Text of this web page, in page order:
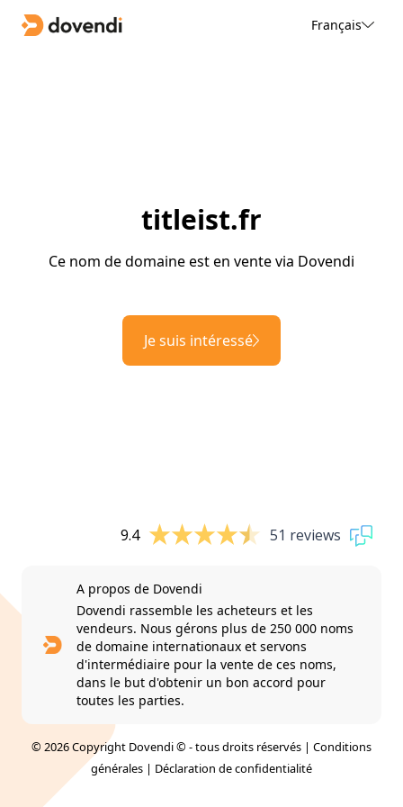
Français
titleist.fr
Ce nom de domaine est en vente via Dovendi
Je suis intéressé
9.4 51 reviews
A propos de Dovendi
Dovendi rassemble les acheteurs et les
vendeurs. Nous gérons plus de 250 000 noms
de domaine internationaux et servons
d'intermédiaire pour la vente de ces noms,
dans le but d'obtenir un bon accord pour
toutes les parties.
© 2026 Copyright Dovendi © - tous droits réservés | Conditions
générales | Déclaration de confidentialité